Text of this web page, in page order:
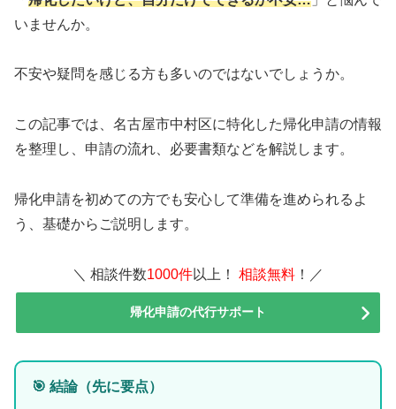
いませんか。
不安や疑問を感じる方も多いのではないでしょうか。
この記事では、名古屋市中村区に特化した帰化申請の情報
を整理し、申請の流れ、必要書類などを解説します。
帰化申請を初めての方でも安心して準備を進められるよ
う、基礎からご説明します。
＼ 相談件数1000件以上！ 相談無料 ！／
帰化申請の代行サポート
🎯 結論（先に要点）